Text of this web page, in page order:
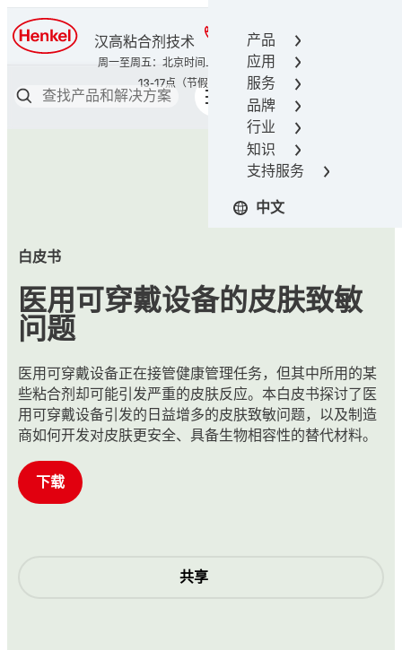
产品
应用
服务
品牌
行业
知识
支持服务
中文
汉高粘合剂技术 400-666-7306
白皮书
医用可穿戴设备的皮肤致敏
问题
医用可穿戴设备正在接管健康管理任务，但其中所用的某
些粘合剂却可能引发严重的皮肤反应。本白皮书探讨了医
用可穿戴设备引发的日益增多的皮肤致敏问题，以及制造
商如何开发对皮肤更安全、具备生物相容性的替代材料。
共享
下载